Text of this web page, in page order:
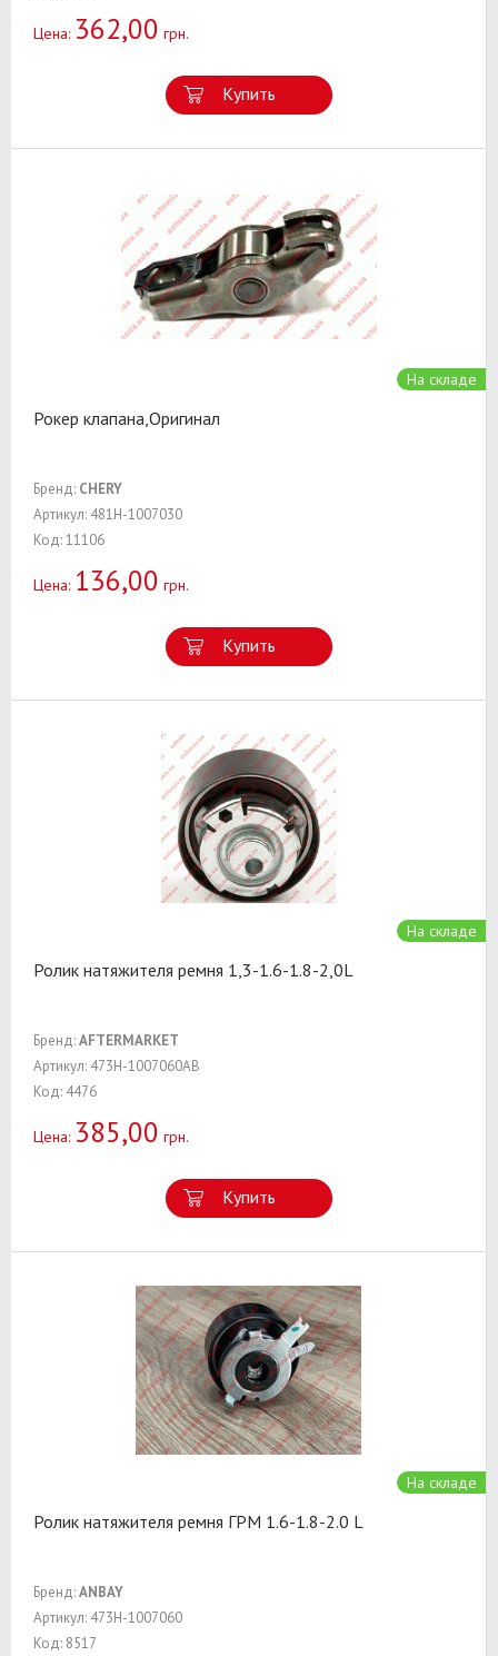
Цена: 362,00 грн.
Купить
На складе
Рокер клапана,Оригинал
Бренд: CHERY
Артикул: 481H-1007030
Код: 11106
Цена: 136,00 грн.
Купить
На складе
Ролик натяжителя ремня 1,3-1.6-1.8-2,0L
Бренд:AFTERMARKET
Артикул: 473H-1007060AB
Код: 4476
Цена: 385,00 грн.
Купить
На складе
Ролик натяжителя ремня ГРМ 1.6-1.8-2.0 L
Бренд:ANBAY
Артикул: 473H-1007060
Код: 8517